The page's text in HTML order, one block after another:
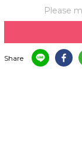
Please
Share